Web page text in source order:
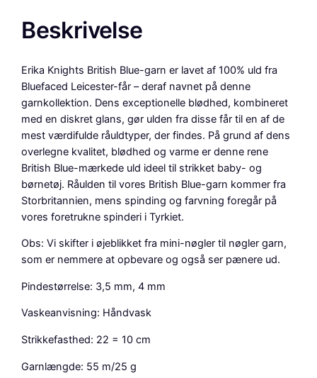
W
o
o
l
2
5
g
–
M
o
u
s
a
n
a
Beskrivelse
Erika Knights British Blue-garn er lavet af 100% uld fra
Bluefaced Leicester-får – deraf navnet på denne
garnkollektion. Dens exceptionelle blødhed, kombineret
med en diskret glans, gør ulden fra disse får til en af ​​de
mest værdifulde råuldtyper, der findes. På grund af dens
overlegne kvalitet, blødhed og varme er denne rene
British Blue-mærkede uld ideel til strikket baby- og
børnetøj. Råulden til vores British Blue-garn kommer fra
Storbritannien, mens spinding og farvning foregår på
vores foretrukne spinderi i Tyrkiet.
Obs: Vi skifter i øjeblikket fra mini-nøgler til nøgler garn,
som er nemmere at opbevare og også ser pænere ud.
Pindestørrelse: 3,5 mm, 4 mm
Vaskeanvisning: Håndvask
Strikkefasthed: 22 = 10 cm
Garnlængde: 55 m/25 g